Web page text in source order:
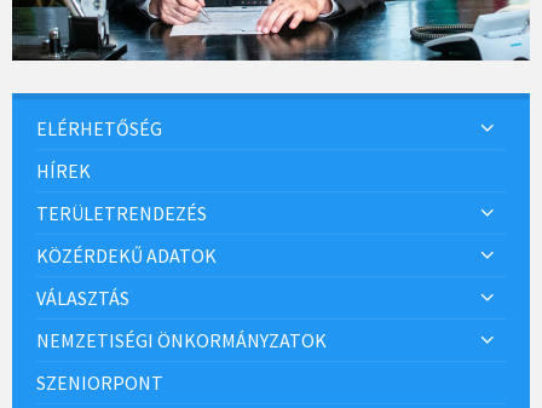
ELÉRHETŐSÉG
HÍREK
TERÜLETRENDEZÉS
KÖZÉRDEKŰ ADATOK
VÁLASZTÁS
NEMZETISÉGI ÖNKORMÁNYZATOK
SZENIORPONT